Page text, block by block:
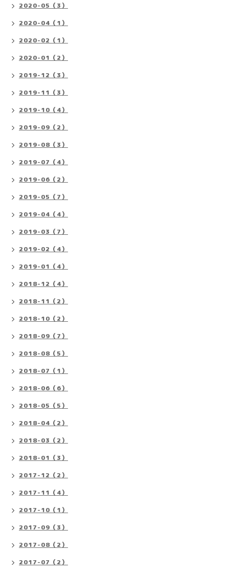
2020-05（3）
2020-04（1）
2020-02（1）
2020-01（2）
2019-12（3）
2019-11（3）
2019-10（4）
2019-09（2）
2019-08（3）
2019-07（4）
2019-06（2）
2019-05（7）
2019-04（4）
2019-03（7）
2019-02（4）
2019-01（4）
2018-12（4）
2018-11（2）
2018-10（2）
2018-09（7）
2018-08（5）
2018-07（1）
2018-06（6）
2018-05（5）
2018-04（2）
2018-03（2）
2018-01（3）
2017-12（2）
2017-11（4）
2017-10（1）
2017-09（3）
2017-08（2）
2017-07（2）